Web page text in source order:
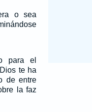
o sea
para el
te ha
de entre
la faz